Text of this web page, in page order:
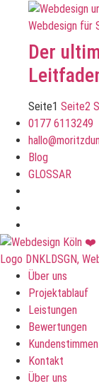
Der
Seite1 Seite2
0177 6113249
Blog
GLOSSAR
Über uns
Projektablauf
Leistungen
Bewertungen
Kundenstimmen
Kontakt
Über uns